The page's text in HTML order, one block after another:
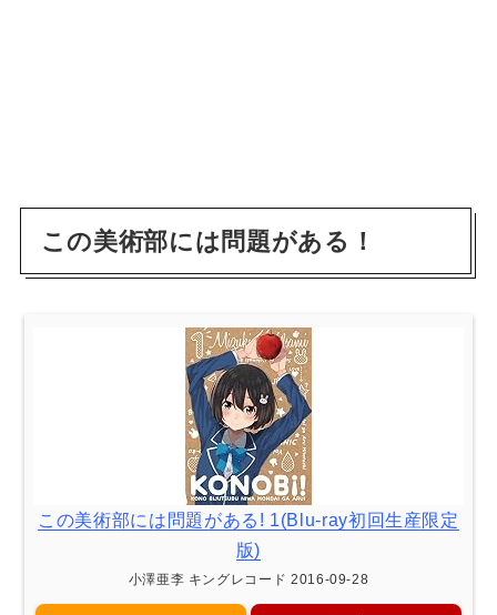
この美術部には問題がある！
この美術部には問題がある! 1(Blu-ray初回生産限定
版)
小澤亜李 キングレコード 2016-09-28